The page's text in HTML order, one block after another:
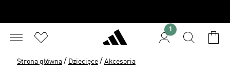
1
Strona główna / Dziecięce / Akcesoria